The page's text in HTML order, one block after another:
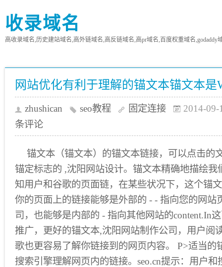
收录域名
高收录域名,历史建站域名,高外链域名,高反链域名,高pr域名,百度权重域名,godaddy
网站优化有利于理解的锚文本锚文本是
zhushican seo教程 固定连接
2014-09-
条评论
锚文本（锚文本）的锚文本链接，可以点击的
锚定标志的 ,沈阳网站设计。锚文本精确地描绘我
知用户和谷歌的页面链，在某些状况下，这个锚
你的页面上的链接能够是外部的 - - 指向您的网站
司，也能够是内部的 - 指向其他网站的content.In
推广，更好的锚文本,沈阳网站制作公司，用户阅
歌也更容易了解你链接到的网页内容。 P>适当的
搜索引擎理解网页内的链接。seo.cn提示：用户